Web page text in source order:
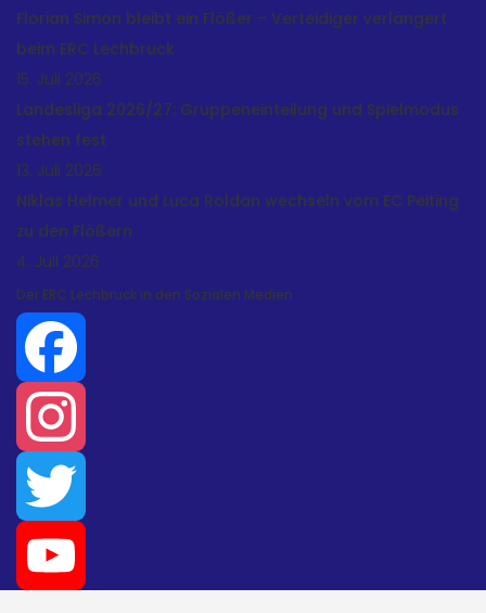
Florian Simon bleibt ein Flößer – Verteidiger verlängert
beim ERC Lechbruck
15. Juli 2026
Landesliga 2026/27: Gruppeneinteilung und Spielmodus
stehen fest
13. Juli 2026
Niklas Helmer und Luca Roldan wechseln vom EC Peiting
zu den Flößern
4. Juli 2026
Der ERC Lechbruck in den Sozialen Medien
Facebook
Instagram
Twitter